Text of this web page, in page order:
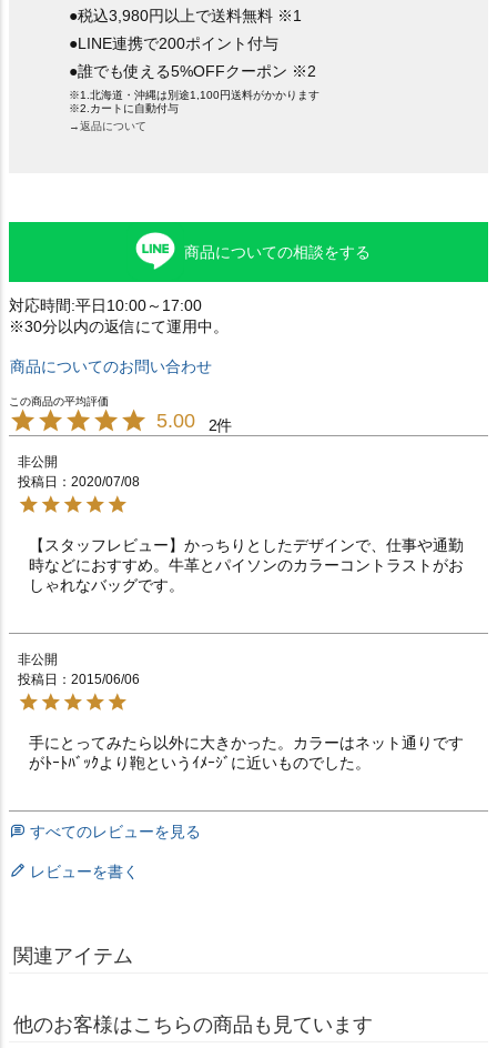
●税込3,980円以上で送料無料 ※1
●LINE連携で200ポイント付与
●誰でも使える5%OFFクーポン ※2
※1.北海道・沖縄は別途1,100円送料がかかります
※2.カートに自動付与
→返品について
商品についての相談をする
対応時間:平日10:00～17:00
※30分以内の返信にて運用中。
商品についてのお問い合わせ
5.00 2
非公開
投稿日
2020/07/08
【スタッフレビュー】かっちりとしたデザインで、仕事や通勤
時などにおすすめ。牛革とパイソンのカラーコントラストがお
しゃれなバッグです。
非公開
投稿日
2015/06/06
手にとってみたら以外に大きかった。カラーはネット通りです
がﾄｰﾄﾊﾞｯｸより鞄というｲﾒｰｼﾞに近いものでした。
すべてのレビューを見る
レビューを書く
関連アイテム
他のお客様はこちらの商品も見ています